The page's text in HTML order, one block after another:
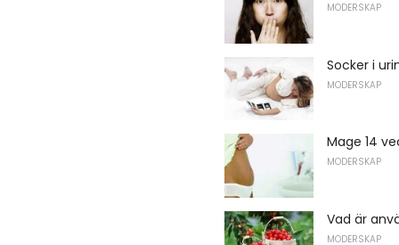
MODERSKAP
Socker i
MODERSKAP
Mage 14
MODERSKAP
Vad är
MODERSKAP